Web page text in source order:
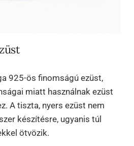
925-ös finomságú ezüst,
miatt használnak ezüst
A tiszta, nyers ezüst nem
készítésre, ugyanis túl
ötvözik.